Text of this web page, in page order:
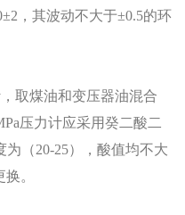
，其波动不大于±0.5的环
取煤油和变压器油混合
压力计应采用癸二酸二
为（20-25），酸值均不大
。